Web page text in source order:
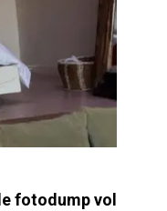
fotodump vol